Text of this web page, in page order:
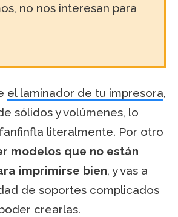
no nos interesan para
el laminador de tu impresora,
sólidos y volúmenes, lo
literalmente. Por otro
modelos que no están
imprimirse bien, y vas a
de soportes complicados
crearlas.